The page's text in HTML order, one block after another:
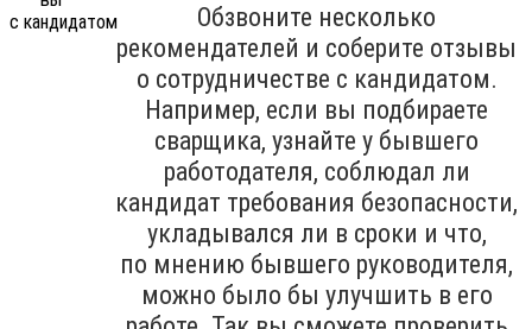
Обзвоните несколько
рекомендателей и соберите отзывы
о сотрудничестве с кандидатом.
Например, если вы подбираете
сварщика, узнайте у бывшего
работодателя, соблюдал ли
кандидат требования безопасности,
укладывался ли в сроки и что,
по мнению бывшего руководителя,
можно было бы улучшить в его